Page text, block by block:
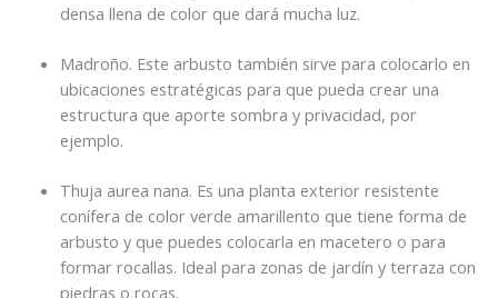
densa llena de color que dará mucha luz.
Madroño. Este arbusto también sirve para colocarlo en
ubicaciones estratégicas para que pueda crear una
estructura que aporte sombra y privacidad, por
ejemplo.
Thuja aurea nana. Es una planta exterior resistente
conífera de color verde amarillento que tiene forma de
arbusto y que puedes colocarla en macetero o para
formar rocallas. Ideal para zonas de jardín y terraza con
piedras o rocas.